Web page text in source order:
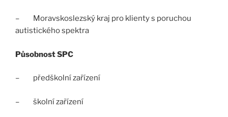
– Moravskoslezský kraj pro klienty s poruchou
autistického spektra
Působnost SPC
– předškolní zařízení
– školní zařízení